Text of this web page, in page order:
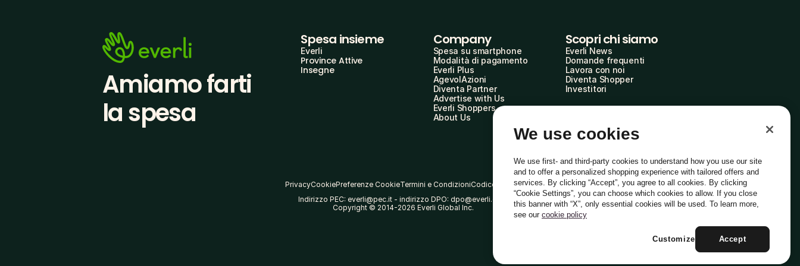
Amiamo farti
la spesa
Spesa insieme
Everli
Province Attive
Insegne
Company
Spesa su smartphone
Modalità di pagamento
Everli Plus
AgevolAzioni
Diventa Partner
Advertise with Us
Everli Shoppers
About Us
Scopri chi siamo
Everli News
Domande frequenti
Lavora con noi
Diventa Shopper
Investitori
PrivacyCookiePreferenze CookieTermini e CondizioniCodice Etico
Indirizzo PEC: everli@pec.it - indirizzo DPO: dpo@everli.com
Copyright © 2014-2026 Everli Global Inc.
Italiano
We use cookies
We use first- and third-party cookies to understand how you use our site
and to offer a personalized shopping experience with tailored offers and
services. By clicking “Accept”, you agree to all cookies. By clicking
“Cookie Settings”, you can choose which cookies to allow. If you close
this banner with “X”, only essential cookies will be used. To learn more,
see our cookie policy
Accept
Customize